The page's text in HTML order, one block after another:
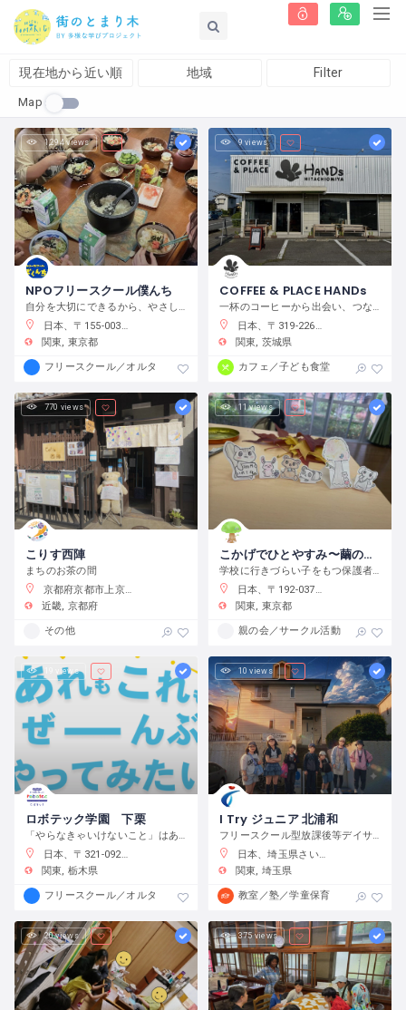
現在地から近い順 地域 Filter
Map
1,294 views
NPOフリースクール僕んち
自分を大切にできるから、やさしくなれる！
日本、〒155-0033 東京都世田谷区代田４−３２−１７ サンハイツB「ＮＰＯフリースクール僕んち」
関東
東京都
フリースクール／オルタナティブスクール
9 views
COFFEE & PLACE HANDs
一杯のコーヒーから出会い、つながり、何かが始まるまちの居場所
日本、〒319-2266 茨城県常陸大宮市抽ヶ台町８６４−１
関東
茨城県
カフェ／子ども食堂
770 views
こりす西陣
まちのお茶の間
京都府京都市上京区藤木町７９５−５
近畿 京都府
その他
11 views
こかげでひとやすみ〜繭の会〜
学校に行きづらい子をもつ保護者の会です
日本、〒192-0375 東京都八王子市鑓水２丁目２０１３−２
関東
東京都
親の会／サークル活動
19 views
ロボテック学園 下栗
「やらなきゃいけないこと」はありません。宿題をやるのもよし、自分で目標をたてて取り組むのもよし、なんでもチャレンジできる環境です。
日本、〒321-0923 栃木県宇都宮市下栗町２２９２−８ 2 階
関東
栃木県
フリースクール／オルタナティブスクール
10 views
I Try ジュニア 北浦和
フリースクール型放課後等デイサービス
日本、埼玉県さいたま市浦和区元町２−３４−１０
関東
埼玉県
教室／塾／学童保育
20 views 375 views